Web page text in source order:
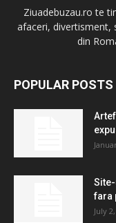
Ziuadebuzau.ro te
afaceri, divertisment,
din
POPULAR POSTS
fara
July